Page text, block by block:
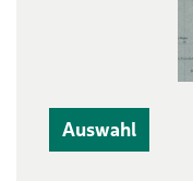
Auswahl